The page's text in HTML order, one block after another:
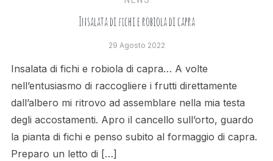
Insalata di fichi e robiola di capra
29 Agosto 2022
Insalata di fichi e robiola di capra… A volte
nell’entusiasmo di raccogliere i frutti direttamente
dall’albero mi ritrovo ad assemblare nella mia testa
degli accostamenti. Apro il cancello sull’orto, guardo
la pianta di fichi e penso subito al formaggio di capra.
Preparo un letto di […]